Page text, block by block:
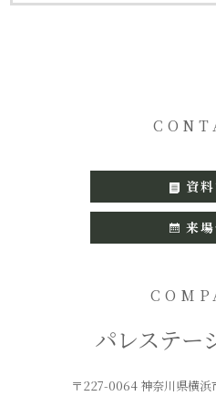
資
来
パレステー
〒227-0064 神奈川県横浜